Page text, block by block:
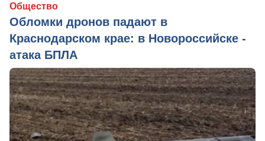
Общество
Обломки дронов падают в
Краснодарском крае: в Новороссийске -
атака БПЛА